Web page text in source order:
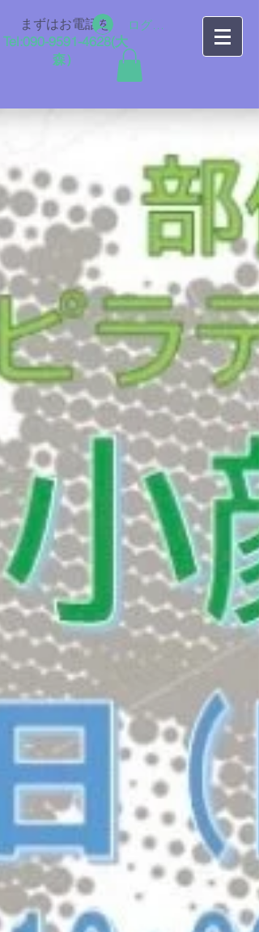
まずはお電話を
Tel:090-9591-4628​(大
森）
ログイン